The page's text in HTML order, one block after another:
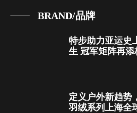
BRAND/品牌
特步助力亚运史
生 冠军矩阵再添
定义户外新趋势
羽绒系列上海全